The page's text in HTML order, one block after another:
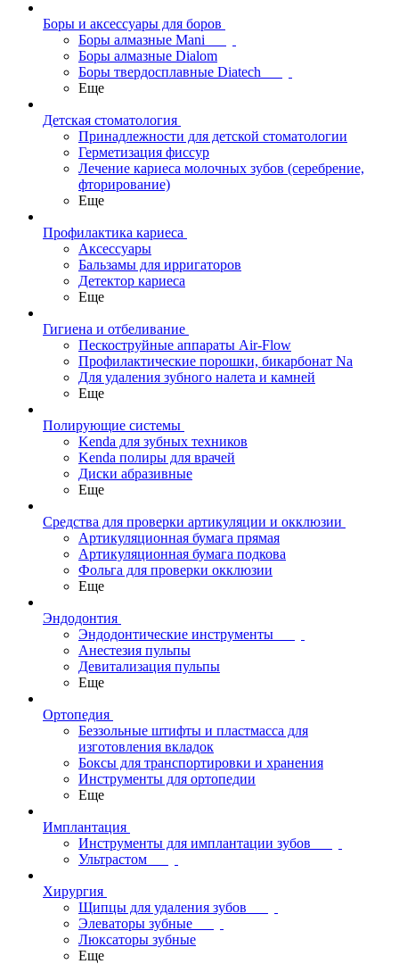
Боры и аксессуары для боров
Боры алмазные Mani
Боры алмазные Dialom
Боры твердосплавные Diatech
Еще
Детская стоматология
Принадлежности для детской стоматологии
Герметизация фиссур
Лечение кариеса молочных зубов (серебрение,
фторирование)
Еще
Профилактика кариеса
Аксессуары
Бальзамы для ирригаторов
Детектор кариеса
Еще
Гигиена и отбеливание
Пескоструйные аппараты Air-Flow
Профилактические порошки, бикарбонат Na
Для удаления зубного налета и камней
Еще
Полирующие системы
Kenda для зубных техников
Kenda полиры для врачей
Диски абразивные
Еще
Средства для проверки артикуляции и окклюзии
Артикуляционная бумага прямая
Артикуляционная бумага подкова
Фольга для проверки окклюзии
Еще
Эндодонтия
Эндодонтические инструменты
Анестезия пульпы
Девитализация пульпы
Еще
Ортопедия
Беззольные штифты и пластмасса для
изготовления вкладок
Боксы для транспортировки и хранения
Инструменты для ортопедии
Еще
Имплантация
Инструменты для имплантации зубов
Ультрастом
Хирургия
Щипцы для удаления зубов
Элеваторы зубные
Люксаторы зубные
Еще